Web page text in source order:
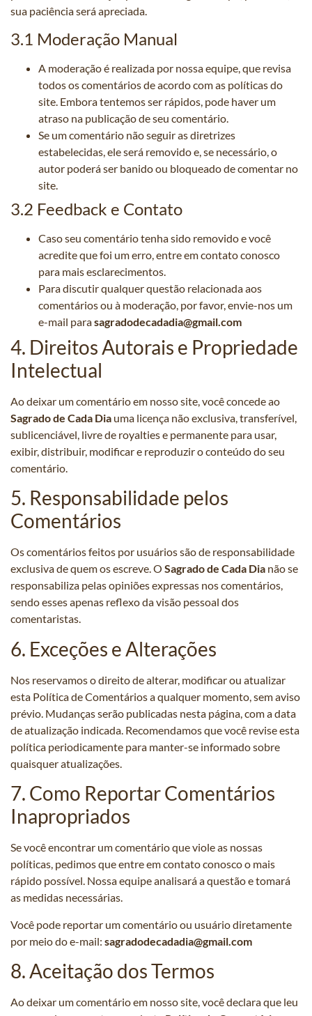
sua paciência será apreciada.
3.1 Moderação Manual
A moderação é realizada por nossa equipe, que revisa
todos os comentários de acordo com as políticas do
site. Embora tentemos ser rápidos, pode haver um
atraso na publicação de seu comentário.
Se um comentário não seguir as diretrizes
estabelecidas, ele será removido e, se necessário, o
autor poderá ser banido ou bloqueado de comentar no
site.
3.2 Feedback e Contato
Caso seu comentário tenha sido removido e você
acredite que foi um erro, entre em contato conosco
para mais esclarecimentos.
Para discutir qualquer questão relacionada aos
comentários ou à moderação, por favor, envie-nos um
e-mail parasagradodecadadia@gmail.com
4. Direitos Autorais e Propriedade
Intelectual
Ao deixar um comentário em nosso site, você concede ao
Sagrado de Cada Dia uma licença não exclusiva, transferível,
sublicenciável, livre de royalties e permanente para usar,
exibir, distribuir, modificar e reproduzir o conteúdo do seu
comentário.
5. Responsabilidade pelos
Comentários
Os comentários feitos por usuários são de responsabilidade
exclusiva de quem os escreve. O Sagrado de Cada Dia não se
responsabiliza pelas opiniões expressas nos comentários,
sendo esses apenas reflexo da visão pessoal dos
comentaristas.
6. Exceções e Alterações
Nos reservamos o direito de alterar, modificar ou atualizar
esta Política de Comentários a qualquer momento, sem aviso
prévio. Mudanças serão publicadas nesta página, com a data
de atualização indicada. Recomendamos que você revise esta
política periodicamente para manter-se informado sobre
quaisquer atualizações.
7. Como Reportar Comentários
Inapropriados
Se você encontrar um comentário que viole as nossas
políticas, pedimos que entre em contato conosco o mais
rápido possível. Nossa equipe analisará a questão e tomará
as medidas necessárias.
Você pode reportar um comentário ou usuário diretamente
por meio do e-mail: sagradodecadadia@gmail.com
8. Aceitação dos Termos
Ao deixar um comentário em nosso site, você declara que leu